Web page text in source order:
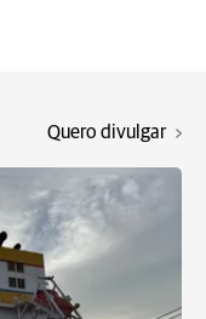
Quero divulgar